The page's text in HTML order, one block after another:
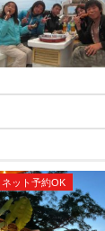
ネット予約OK